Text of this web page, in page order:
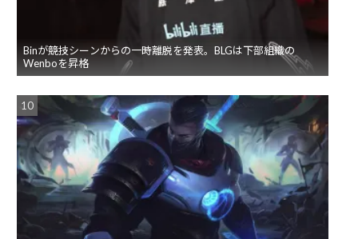
Binが競技シーンからの一時離脱を発表。BLGは下部組織の
Wenboを昇格